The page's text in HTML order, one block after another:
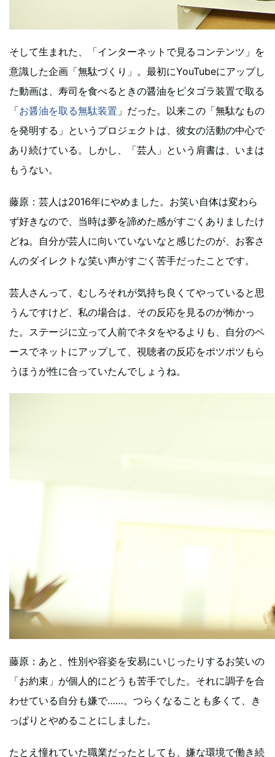
そして生まれた、「インターネットで見るコンテンツ」を
意識した企画「無駄づくり」。最初にYouTubeにアップし
た動画は、寿司を食べるときの醤油をピタゴラ装置で取る
「お醤油を取る無駄装置 」だった。以来この「無駄なもの
を発明する」というプロジェクトは、彼女の活動の中心で
あり続けている。しかし、「芸人」という肩書は、いまは
もうない。
藤原：芸人は2016年にやめました。お笑い自体は変わら
ず好きなので、当時は夢を諦めた感がすごくありましたけ
どね。自分が芸人に向いていないなと感じたのが、お客さ
んのダイレクトな笑い声がすごく苦手だったことです。
芸人さんって、むしろそれが気持ち良くてやっていると思
うんですけど、私の場合は、その反応を見るのが怖かっ
た。ステージに立って人前でネタをやるよりも、自分のペ
ースでネットにアップして、視聴者の反応をポツポツもら
うほうが性に合っていたんでしょうね。
藤原：あと、性別や容姿を安易にいじったりするお笑いの
「お約束」が個人的にどうも苦手でした。それに調子を合
わせている自分も嫌で……。つらくなることも多くて、き
っぱりとやめることにしました。
たとえ憧れていた職業だったとしても、嫌な環境で働き続